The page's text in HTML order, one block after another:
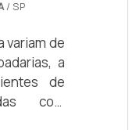
/ SP
variam de
a
de
com